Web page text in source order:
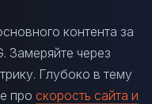
контента за
Замеряйте через
Глубоко в тему
про скорость сайта и